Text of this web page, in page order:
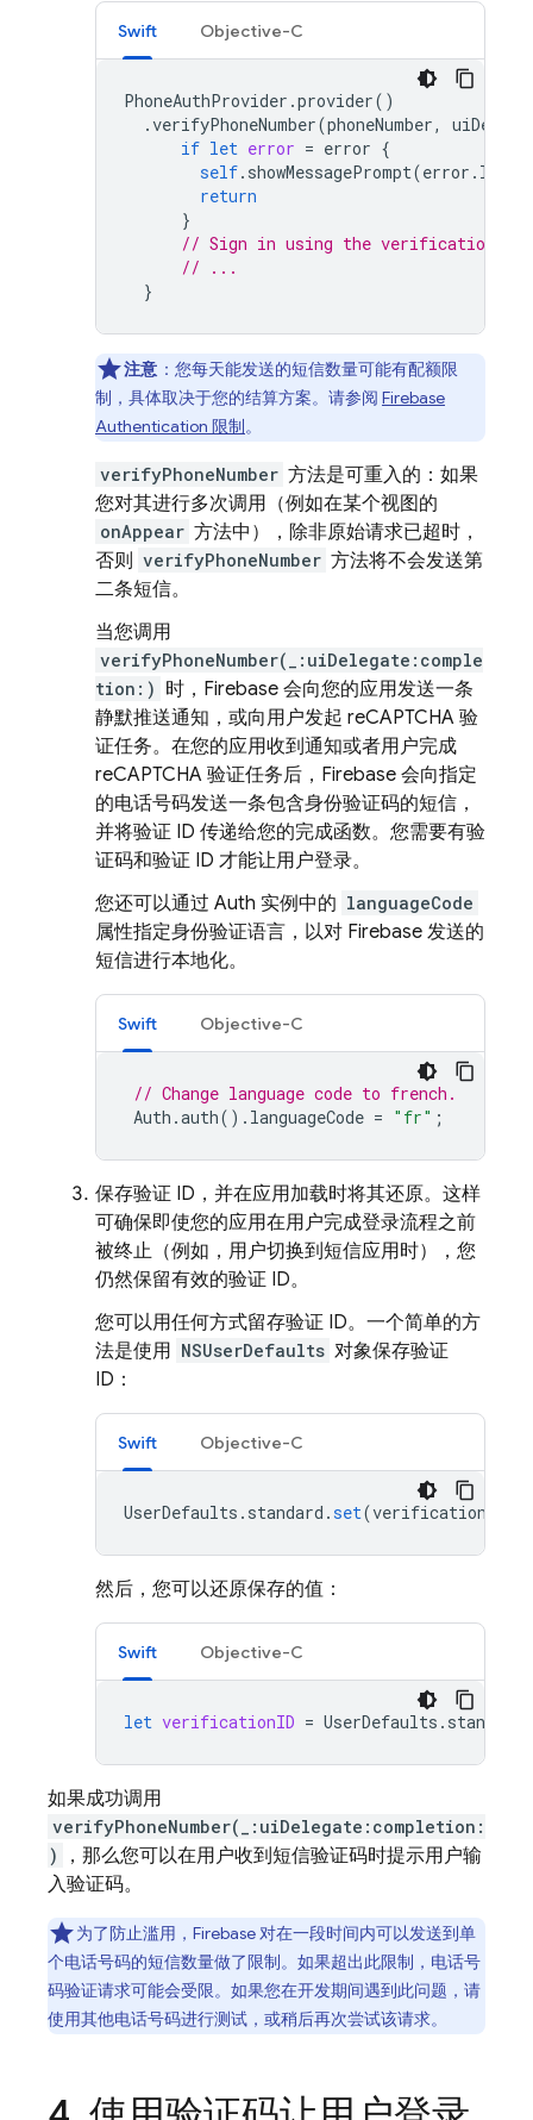
Swift Objective-C
PhoneAuthProvider .provider()
.verifyPhoneNumber(phoneNumber,
if let error = error {
self. showMessagePrompt(error .
return
}
// Sign in using the verificationID
// ...
}
注意 ：您每天能发送的短信数量可能有配额限
制，具体取决于您的结算方案。请参阅 Firebase
Authentication 限制。
verifyPhoneNumber 方法是可重入的：如果
您对其进行多次调用（例如在某个视图的
onAppear 方法中），除非原始请求已超时，
否则 verifyPhoneNumber 方法将不会发送第
二条短信。
当您调用
verifyPhoneNumber(_:uiDelegate:comple
tion:) 时，Firebase 会向您的应用发送一条
静默推送通知，或向用户发起 reCAPTCHA 验
证任务。在您的应用收到通知或者用户完成
reCAPTCHA 验证任务后，Firebase 会向指定
的电话号码发送一条包含身份验证码的短信，
并将验证 ID 传递给您的完成函数。您需要有验
证码和验证 ID 才能让用户登录。
您还可以通过 Auth 实例中的 languageCode
属性指定身份验证语言，以对 Firebase 发送的
短信进行本地化。
Swift Objective-C
// Change language code to french.
Auth .auth(). languageCode = "fr" ;
保存验证 ID，并在应用加载时将其还原。这样
可确保即使您的应用在用户完成登录流程之前
被终止（例如，用户切换到短信应用时），您
仍然保留有效的验证 ID。
您可以用任何方式留存验证 ID。一个简单的方
法是使用 NSUserDefaults 对象保存验证
ID：
Swift Objective-C
UserDefaults . standard .set(verificationID
然后，您可以还原保存的值：
Swift Objective-C
let verificationID = UserDefaults . standard
如果成功调用
verifyPhoneNumber(_:uiDelegate:completion:
)
，那么您可以在用户收到短信验证码时提示用户输
入验证码。
为了防止滥用，Firebase 对在一段时间内可以发送到单
个电话号码的短信数量做了限制。如果超出此限制，电话号
码验证请求可能会受限。如果您在开发期间遇到此问题，请
使用其他电话号码进行测试，或稍后再次尝试该请求。